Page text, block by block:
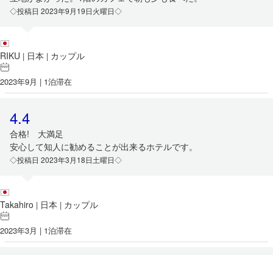
◇投稿日 2023年9月19日火曜日◇
RIKU | 日本 | カップル
2023年9月 | 1泊滞在
4.4
合格! 大満足
安心して知人に勧めることが出来るホテルです。
◇投稿日 2023年3月18日土曜日◇
Takahiro | 日本 | カップル
2023年3月 | 1泊滞在